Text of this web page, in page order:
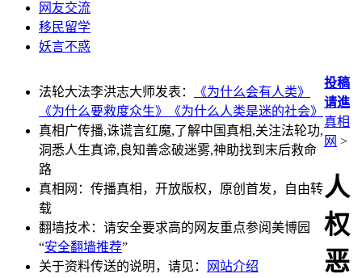
网友交流
移民留学
妖言不惑
法轮大法李洪志大师发表：
《为什么会有人类》
《为什么要救度众生》
《为什么人类是迷的社会》
真相广传播,诛谎言红魔,了解中国真相,关注法轮功,
洞悉人生真谛,良知善念破迷雾,神助找到末后救命
路
真相网：传播真相，开放版权，原创首发，自由转
载
翻墙技术：请安全要求高的网友重点参阅美博园
“安全翻墙推荐”
关于资料传送的说明，请见：
网站介绍
投稿
请進
真相
网 >
人
权
恶